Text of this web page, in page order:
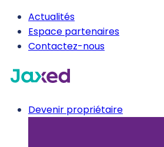
Actualités
Espace partenaires
Contactez-nous
Devenir propriétaire